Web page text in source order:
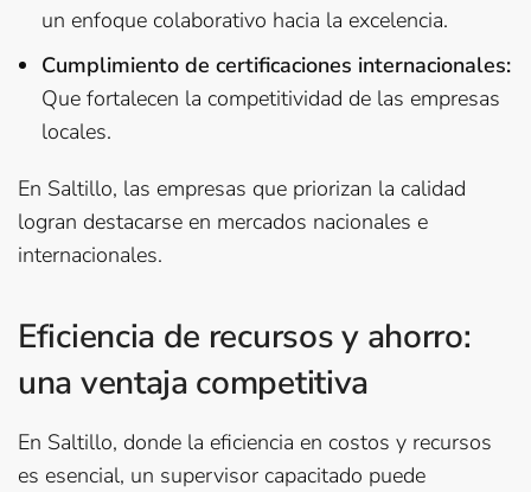
un enfoque colaborativo hacia la excelencia.
Cumplimiento de certificaciones internacionales:
Que fortalecen la competitividad de las empresas
locales.
En Saltillo, las empresas que priorizan la calidad
logran destacarse en mercados nacionales e
internacionales.
Eficiencia de recursos y ahorro:
una ventaja competitiva
En Saltillo, donde la eficiencia en costos y recursos
es esencial, un supervisor capacitado puede